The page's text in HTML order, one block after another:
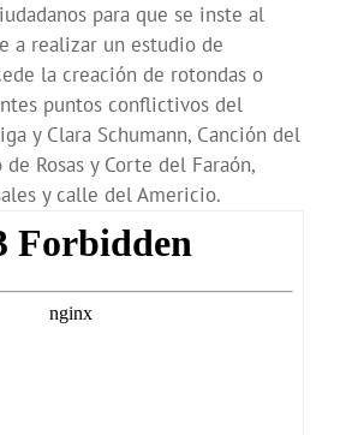
para que se inste al
a realizar un estudio de
la creación de rotondas o
puntos conflictivos del
y Clara Schumann, Canción del
Rosas y Corte del Faraón,
y calle del Americio.